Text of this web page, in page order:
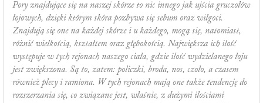
Pory znajdujące się na naszej skórze to nic innego jak ujścia gruczołów
łojowych, dzięki którym skóra pozbywa się sebum oraz wilgoci.
Znajdują się one na każdej skórze i u każdego, mogą się, natomiast,
różnić wielkością, kształtem oraz głębokością. Największa ich ilość
występuje w tych rejonach naszego ciała, gdzie ilość wydzielanego łoju
jest zwiększona. Są to, zatem: policzki, broda, nos, czoło, a czasem
również plecy i ramiona. W tych rejonach mają one także tendencję do
rozszerzania się, co związane jest, właśnie, z dużymi ilościami